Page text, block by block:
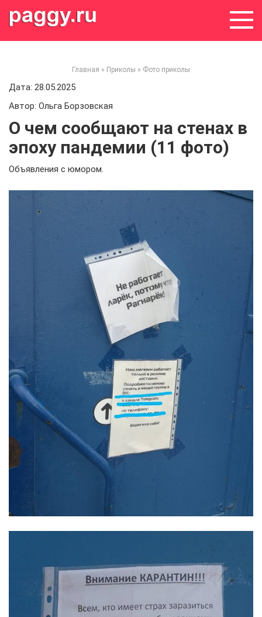
Главная » Приколы » Фото приколы
Дата: 28.05.2025
Автор: Ольга Борзовская
О чем сообщают на стенах в
эпоху пандемии (11 фото)
Объявления с юмором.